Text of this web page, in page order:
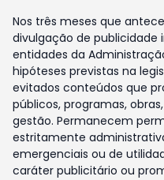
Nos três meses que
divulgação de publicidade
entidades da
hipóteses previstas na
evitados conteúdos que
públicos, programas,
gestão. Permanecem
estritamente
emergenciais ou de
caráter publicitário ou